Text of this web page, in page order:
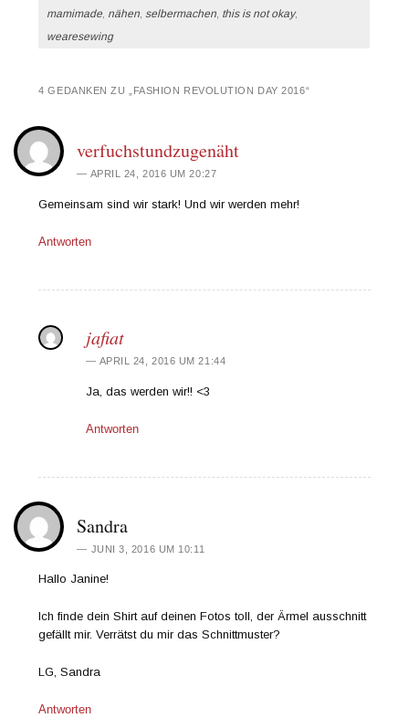
mamimade nähen selbermachen this is not okay,
wearesewing
4 GEDANKEN ZU „ FASHION REVOLUTION DAY 2016“
verfuchstundzugenäht
APRIL 24, 2016 UM 20:27
Gemeinsam sind wir stark! Und wir werden mehr!
Antworten
jafiat
APRIL 24, 2016 UM 21:44
Ja, das werden wir!! <3
Antworten
Sandra
JUNI 3, 2016 UM 10:11
Hallo Janine!
Ich finde dein Shirt auf deinen Fotos toll, der Ärmel ausschnitt
gefällt mir. Verrätst du mir das Schnittmuster?
LG, Sandra
Antworten